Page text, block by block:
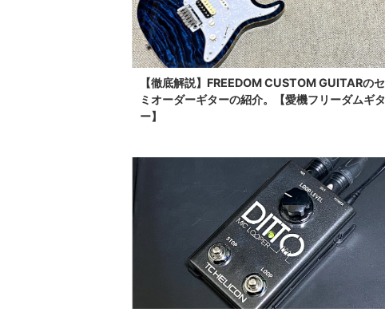
【徹底解説】FREEDOM CUSTOM GUITARのセ
ミオーダーギターの紹介。【愛機フリーダムギタ
ー】